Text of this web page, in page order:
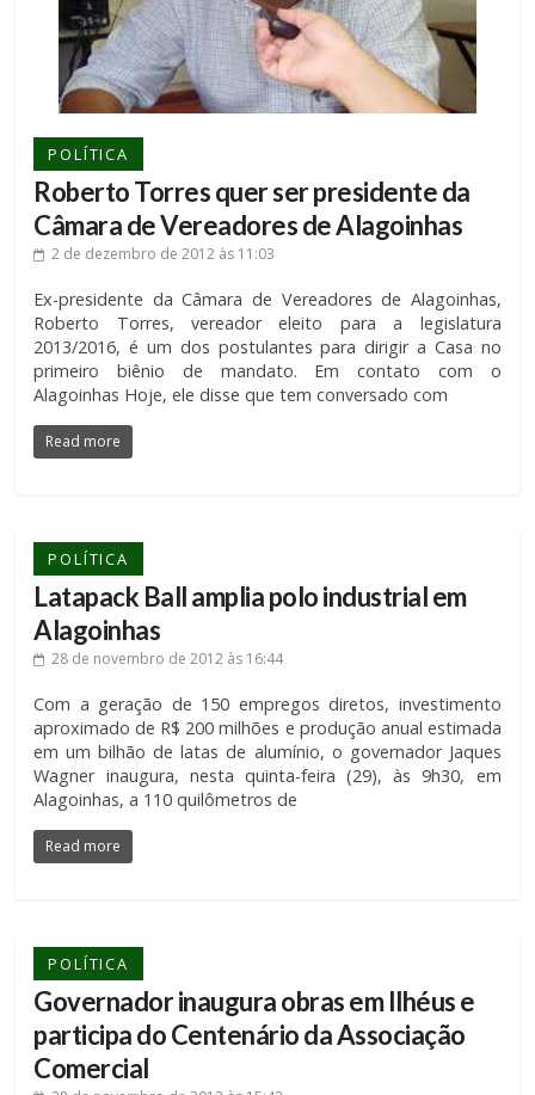
POLÍTICA
Roberto Torres quer ser presidente da
Câmara de Vereadores de Alagoinhas
2 de dezembro de 2012 às 11:03
Ex-presidente da Câmara de Vereadores de Alagoinhas,
Roberto Torres, vereador eleito para a legislatura
2013/2016, é um dos postulantes para dirigir a Casa no
primeiro biênio de mandato. Em contato com o
Alagoinhas Hoje, ele disse que tem conversado com
Read more
POLÍTICA
Latapack Ball amplia polo industrial em
Alagoinhas
28 de novembro de 2012 às 16:44
Com a geração de 150 empregos diretos, investimento
aproximado de R$ 200 milhões e produção anual estimada
em um bilhão de latas de alumínio, o governador Jaques
Wagner inaugura, nesta quinta-feira (29), às 9h30, em
Alagoinhas, a 110 quilômetros de
Read more
POLÍTICA
Governador inaugura obras em Ilhéus e
participa do Centenário da Associação
Comercial